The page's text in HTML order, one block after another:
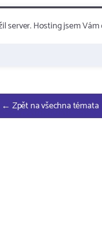
server. Hosting jsem
← Zpět na všechna témata